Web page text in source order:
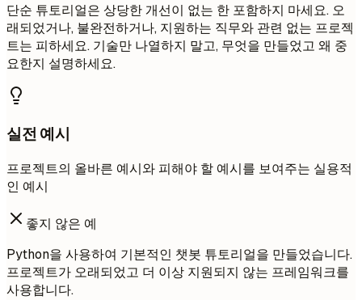
단순 튜토리얼은 상당한 개선이 없는 한 포함하지 마세요. 오
래되었거나, 불완전하거나, 지원하는 직무와 관련 없는 프로젝
트는 피하세요. 기술만 나열하지 말고, 무엇을 만들었고 왜 중
요한지 설명하세요.
실전 예시
프로젝트의 올바른 예시와 피해야 할 예시를 보여주는 실용적
인 예시
좋지 않은 예
Python을 사용하여 기본적인 챗봇 튜토리얼을 만들었습니다.
프로젝트가 오래되었고 더 이상 지원되지 않는 프레임워크를
사용합니다.